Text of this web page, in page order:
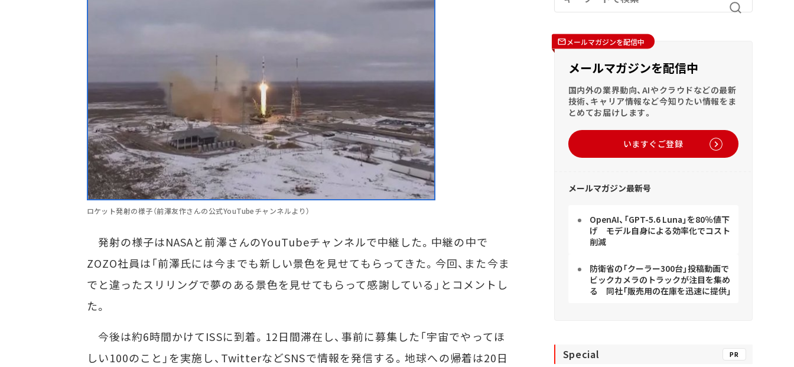
ロケット発射の様子（前澤友作さんの公式YouTubeチャンネルより）
発射の様子はNASAと前澤さんのYouTubeチャンネルで中継した。中継の中で
ZOZO社員は「前澤氏には今までも新しい景色を見せてもらってきた。今回、また今ま
でと違ったスリリングで夢のある景色を見せてもらって感謝している」とコメントし
た。
今後は約6時間かけてISSに到着。12日間滞在し、事前に募集した「宇宙でやってほ
しい100のこと」を実施し、TwitterなどSNSで情報を発信する。地球への帰着は20日
メールマガジンを配信中
メールマガジンを配信中
国内外の業界動向、AIやクラウドなどの最新
技術、キャリア情報など今知りたい情報をま
とめてお届けします。
いますぐご登録
メールマガジン最新号
OpenAI、「GPT-5.6 Luna」を80％値下
げ モデル自身による効率化でコスト
削減
防衛省の「クーラー300台」投稿動画で
ビックカメラのトラックが注目を集め
る 同社「販売用の在庫を迅速に提供」
Special PR